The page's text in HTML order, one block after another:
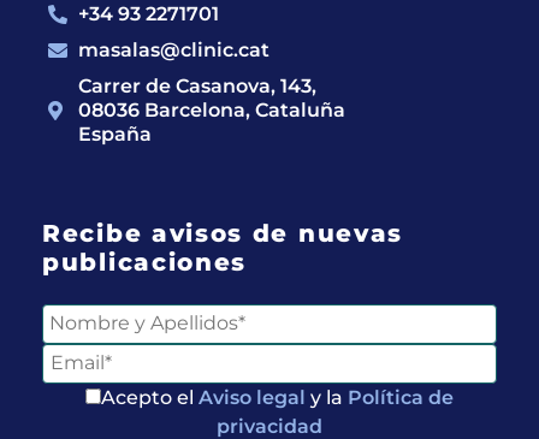
+34 93 2271701
masalas@clinic.cat
Carrer de Casanova, 143,
08036 Barcelona, Cataluña
España
Recibe avisos de nuevas
publicaciones
Acepto el Aviso legal y la Política de
privacidad